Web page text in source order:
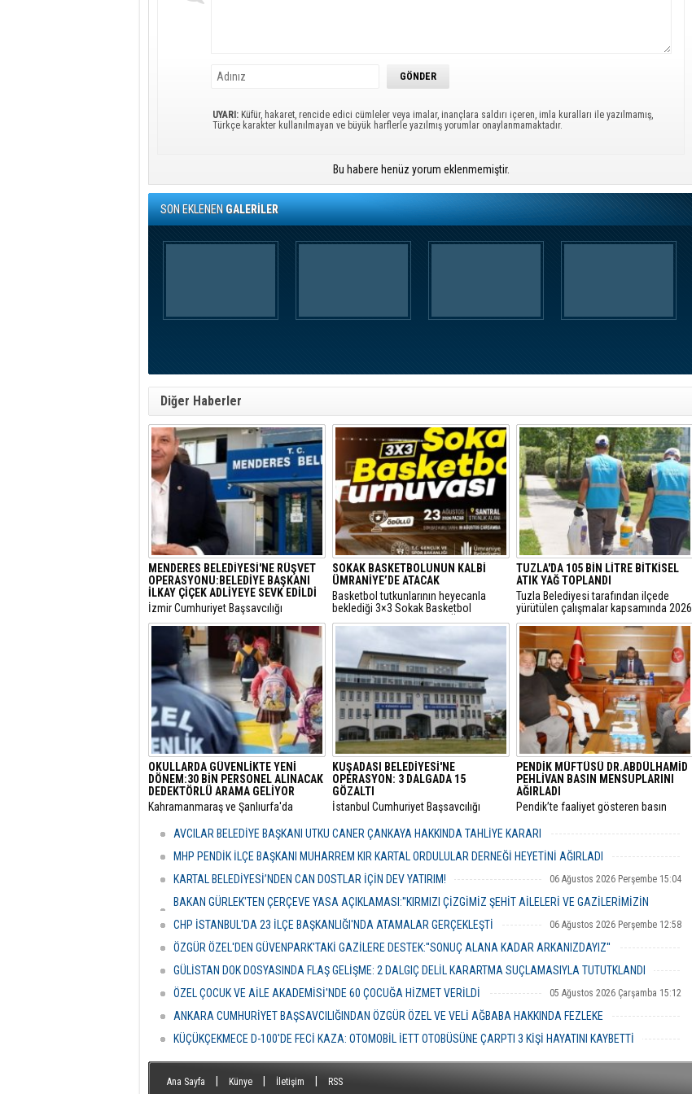
UYARI: Küfür, hakaret, rencide edici cümleler veya imalar, inançlara saldırı içeren, imla kuralları ile yazılmamış,
Türkçe karakter kullanılmayan ve büyük harflerle yazılmış yorumlar onaylanmamaktadır.
Bu habere henüz yorum eklenmemiştir.
SON EKLENENGALERİLER
Diğer Haberler
MENDERES BELEDİYESİ'NE RÜŞVET
OPERASYONU:BELEDİYE BAŞKANI
İLKAY ÇİÇEK ADLİYEYE SEVK EDİLDİ
​İzmir Cumhuriyet Başsavcılığı
tarafından yürütülen 'rüşvet' ve 'irtikap'
soruşturması kapsamında gözaltına
alınan Menderes Belediye Başkanı İlkay
Çiçek’in de aralarında bulunduğu 16
şüpheli adliyeye sevk edildi.
SOKAK BASKETBOLUNUN KALBİ
ÜMRANİYE’DE ATACAK
Basketbol tutkunlarının heyecanla
beklediği 3×3 Sokak Basketbol
Turnuvası, bu yıl 7’nci kez Ümraniye
TUZLA'DA 105 BİN LİTRE BİTKİSEL
ATIK YAĞ TOPLANDI
Tuzla Belediyesi tarafından ilçede
yürütülen çalışmalar kapsamında 2026
yılında 105 bin litre bitkisel atık yağ
toplandı.
OKULLARDA GÜVENLİKTE YENİ
DÖNEM:30 BİN PERSONEL ALINACAK
DEDEKTÖRLÜ ARAMA GELİYOR
​Kahramanmaraş ve Şanlıurfa'da
ardından eğitim kurumlarındaki
güvenlik önlemleri baştan aşağı
yenileniyor.
KUŞADASI BELEDİYESİ'NE
OPERASYON: 3 DALGADA 15
GÖZALTI
​İstanbul Cumhuriyet Başsavcılığı
"rüşvet" ve "irtikap" soruşturmasında
Kuşadası Belediyesi’ne yönelik üçüncü
dalga operasyonu düzenlendi.
PENDİK MÜFTÜSÜ DR.ABDÜLHAMİD
PEHLİVAN BASIN MENSUPLARINI
AĞIRLADI
​Pendik’te faaliyet gösteren basın
görevine başlayan Dr. Abdulhamid
yeni görevi için tebriklerini iletti.
AVCILAR BELEDİYE BAŞKANI UTKU CANER ÇANKAYA HAKKINDA TAHLİYE KARARI
06 Ağustos 2026 Perşembe 18:26
MHP PENDİK İLÇE BAŞKANI MUHARREM KIR KARTAL ORDULULAR DERNEĞİ HEYETİNİ AĞIRLADI
06 Ağustos 2026 Perşembe 17:56
KARTAL BELEDİYESİ’NDEN CAN DOSTLAR İÇİN DEV YATIRIM! 06 Ağustos 2026 Perşembe 15:04
BAKAN GÜRLEK'TEN ÇERÇEVE YASA AÇIKLAMASI:''KIRMIZI ÇİZGİMİZ ŞEHİT AİLELERİ VE GAZİLERİMİZİN
HASSASİYETİDİR''
CHP İSTANBUL'DA 23 İLÇE BAŞKANLIĞI'NDA ATAMALAR GERÇEKLEŞTİ 06 Ağustos 2026 Perşembe 12:58
ÖZGÜR ÖZEL'DEN GÜVENPARK'TAKİ GAZİLERE DESTEK:''SONUÇ ALANA KADAR ARKANIZDAYIZ''
06 Ağustos 2026 Perşembe 12:51
GÜLİSTAN DOK DOSYASINDA FLAŞ GELİŞME: 2 DALGIÇ DELİL KARARTMA SUÇLAMASIYLA TUTUTKLANDI
06 Ağustos 2026 Perşembe 11:26
ÖZEL ÇOCUK VE AİLE AKADEMİSİ'NDE 60 ÇOCUĞA HİZMET VERİLDİ 05 Ağustos 2026 Çarşamba 15:12
ANKARA CUMHURİYET BAŞSAVCILIĞINDAN ÖZGÜR ÖZEL VE VELİ AĞBABA HAKKINDA FEZLEKE
05 Ağustos 2026 Çarşamba 10:19
KÜÇÜKÇEKMECE D-100'DE FECİ KAZA: OTOMOBİL İETT OTOBÜSÜNE ÇARPTI 3 KİŞİ HAYATINI KAYBETTİ
Ana Sayfa Künye İletişim RSS